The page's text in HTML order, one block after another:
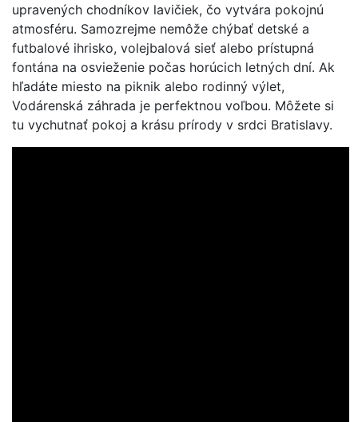
upravených chodníkov lavičiek, čo vytvára pokojnú
atmosféru. Samozrejme nemôže chýbať detské a
futbalové ihrisko, volejbalová sieť alebo prístupná
fontána na osvieženie počas horúcich letných dní. Ak
hľadáte miesto na piknik alebo rodinný výlet,
Vodárenská záhrada je perfektnou voľbou. Môžete si
tu vychutnať pokoj a krásu prírody v srdci Bratislavy.